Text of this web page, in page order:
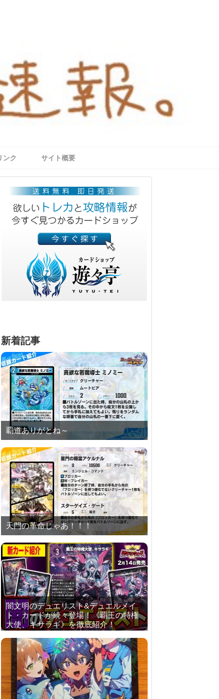
ンク サイト概要
新着記事
覇道ありがとね～
天門の革命じゃあ！！！
闇文明のデュエリスト&デュエルメイ
ト・カードが続々登場！《覇王の特権
大使、キサラギ》を徹底紹介！